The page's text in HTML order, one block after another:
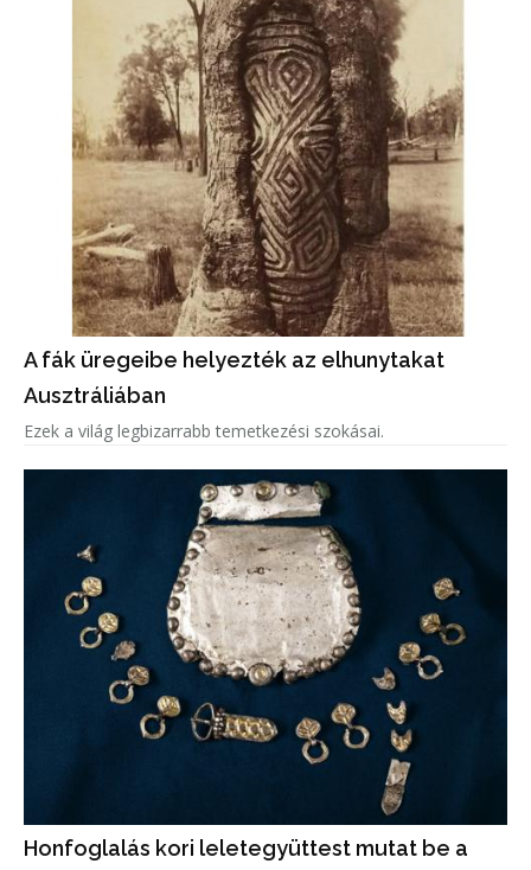
A fák üregeibe helyezték az elhunytakat
Ausztráliában
Ezek a világ legbizarrabb temetkezési szokásai.
Honfoglalás kori leletegyüttest mutat be a